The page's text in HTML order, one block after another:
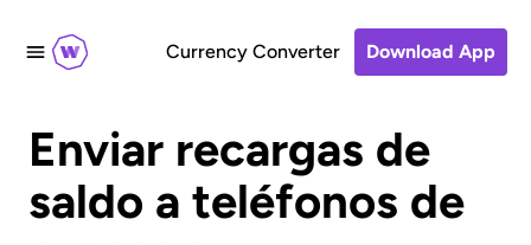
Currency Converter Download App
Enviar recargas de
saldo a teléfonos de